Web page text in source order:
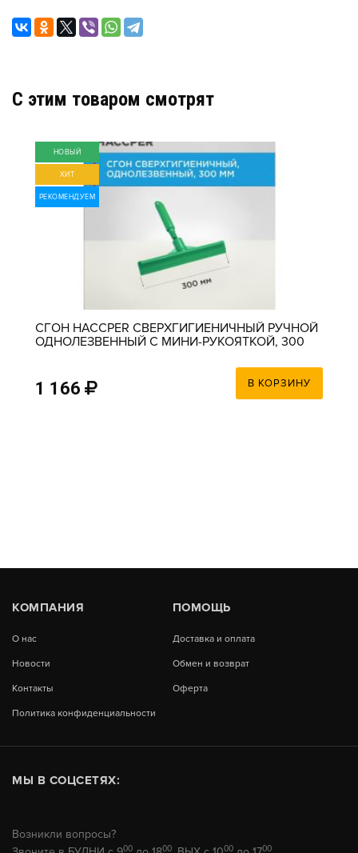
C этим товаром смотрят
НОВЫЙ
ХИТ
РЕКОМЕНДУЕМ
СГОН HACCPER СВЕРХГИГИЕНИЧНЫЙ РУЧНОЙ
ОДНОЛЕЗВЕННЫЙ С МИНИ-РУКОЯТКОЙ, 300
1 166 В КОРЗИНУ
КОМПАНИЯ
О нас
Новости
Контакты
Политика конфиденциальности
ПОМОЩЬ
Доставка и оплата
Обмен и возврат
Оферта
МЫ В СОЦСЕТЯХ:
Возникли вопросы?
00 00 00 00